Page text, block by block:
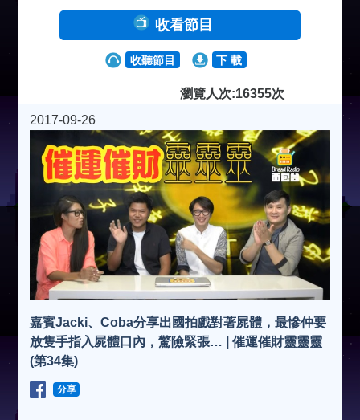
收看節目
收聽節目 下 載
瀏覽人次:16355次
2017-09-26
嘉賓Jacki、Coba分享出國拍戲對著屍體，最慘仲要
放隻手指入屍體口內，驚險緊張… | 催運催財靈靈靈
(第34集)
分享